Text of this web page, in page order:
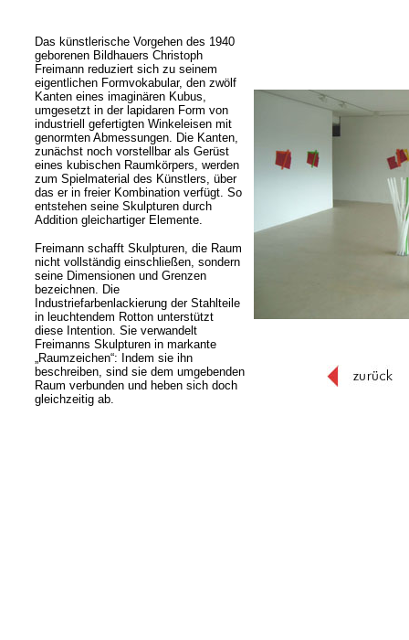
Das künstlerische Vorgehen des 1940
geborenen Bildhauers Christoph
Freimann reduziert sich zu seinem
eigentlichen Formvokabular, den zwölf
Kanten eines imaginären Kubus,
umgesetzt in der lapidaren Form von
industriell gefertigten Winkeleisen mit
genormten Abmessungen. Die Kanten,
zunächst noch vorstellbar als Gerüst
eines kubischen Raumkörpers, werden
zum Spielmaterial des Künstlers, über
das er in freier Kombination verfügt. So
entstehen seine Skulpturen durch
Addition gleichartiger Elemente.
Freimann schafft Skulpturen, die Raum
nicht vollständig einschließen, sondern
seine Dimensionen und Grenzen
bezeichnen. Die
Industriefarbenlackierung der Stahlteile
in leuchtendem Rotton unterstützt
diese Intention. Sie verwandelt
Freimanns Skulpturen in markante
„Raumzeichen“: Indem sie ihn
beschreiben, sind sie dem umgebenden
Raum verbunden und heben sich doch
gleichzeitig ab.